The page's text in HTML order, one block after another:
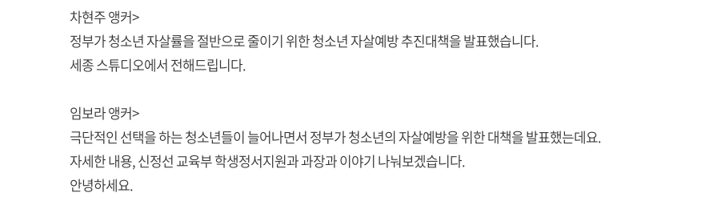
차현주 앵커>
정부가 청소년 자살률을 절반으로 줄이기 위한 청소년 자살예방 추진대책을 발표했습니다.
세종 스튜디오에서 전해드립니다.
임보라 앵커>
극단적인 선택을 하는 청소년들이 늘어나면서 정부가 청소년의 자살예방을 위한 대책을 발표했는데요.
자세한 내용, 신정선 교육부 학생정서지원과 과장과 이야기 나눠보겠습니다.
안녕하세요.